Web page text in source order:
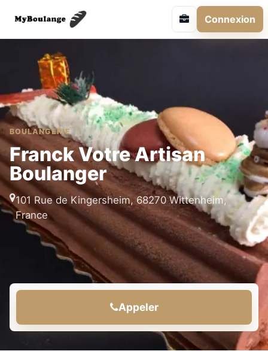
Connexion
BOULANGERIE
Franck Votre Artisan
Boulanger
101 Rue de Kingersheim, 68270 Wittenheim,
France
Appeler